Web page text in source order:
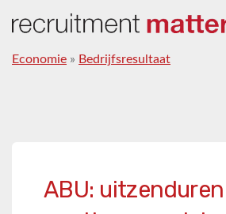
Economie » Bedrijfsresultaat
ABU: uitzenduren